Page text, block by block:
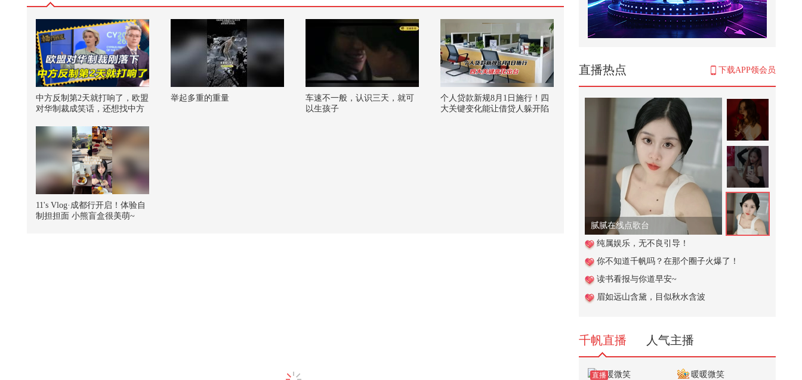
会 ...
1,009
这狗太嚣张，就是欠揍#搞笑配音 #
植物大战僵尸寻宝，伽刚特尔找到
亲兄弟，火爆辣椒拼命抵抗！
543
过年了！原来过年在家姐妹们都有
自己的【专称】！？快来在除夕解
锁...
683
2只雪王抢雪妹在路边打架，重庆
参加飕狗大赛，单挑异术罗馆长
2,520
大学四年被“虐得很惨”，身边尽是
6,092
老钱班 # 侯绿萝# 脉动运...
直播热点 下载APP领会员
腻腻在线点歌台
纯属娱乐，无不良引导！
你不知道千帆吗？在那个圈子火爆了！
读书看报与你道早安~
眉如远山含黛，目似秋水含波
千帆直播 人气主播
直播 暖暖微笑
中方反制第2天就打响了，欧盟
对华制裁成笑话，还想找中方
举起多重的重量
车速不一般，认识三天，就可
以生孩子
个人贷款新规8月1日施行！四
大关键变化能让借贷人躲开陷
11's Vlog·成都行开启！体验自
制担担面 小熊盲盒很美萌~